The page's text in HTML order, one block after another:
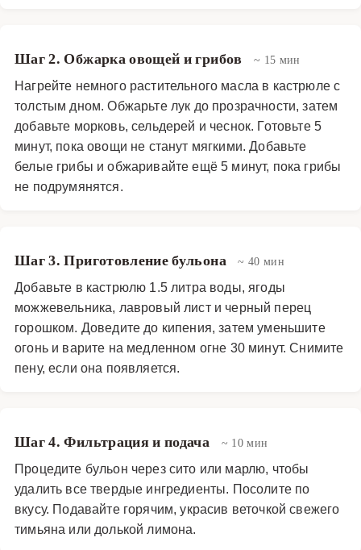
Шаг 2. Обжарка овощей и грибов ~ 15 мин
Нагрейте немного растительного масла в кастрюле с
толстым дном. Обжарьте лук до прозрачности, затем
добавьте морковь, сельдерей и чеснок. Готовьте 5
минут, пока овощи не станут мягкими. Добавьте
белые грибы и обжаривайте ещё 5 минут, пока грибы
не подрумянятся.
Шаг 3. Приготовление бульона ~ 40 мин
Добавьте в кастрюлю 1.5 литра воды, ягоды
можжевельника, лавровый лист и черный перец
горошком. Доведите до кипения, затем уменьшите
огонь и варите на медленном огне 30 минут. Снимите
пену, если она появляется.
Шаг 4. Фильтрация и подача ~ 10 мин
Процедите бульон через сито или марлю, чтобы
удалить все твердые ингредиенты. Посолите по
вкусу. Подавайте горячим, украсив веточкой свежего
тимьяна или долькой лимона.